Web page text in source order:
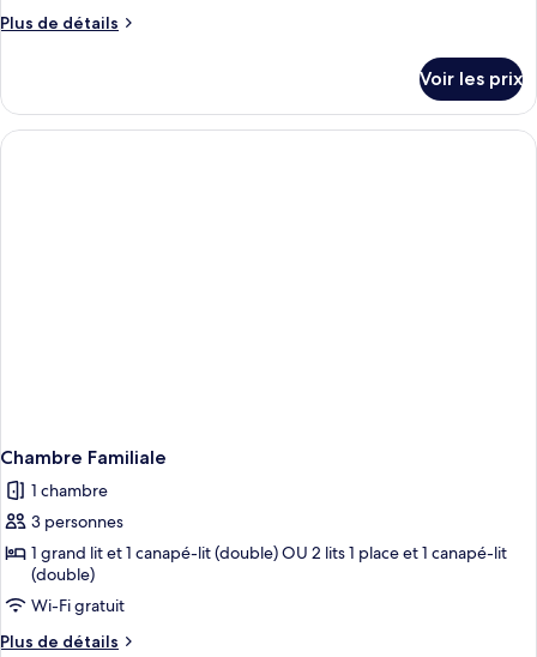
Plus de détails
Plus
le
type
de
Voir les prix
Chambre Familiale
1 chambre
3 personnes
1 grand lit et 1 canapé-lit (double) OU 2 lits 1 place et 1 canapé-lit
(double)
Wi-Fi gratuit
Plus de détails
Plus